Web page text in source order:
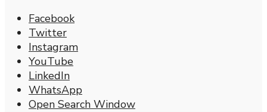
Facebook
Twitter
Instagram
YouTube
LinkedIn
WhatsApp
Open Search Window